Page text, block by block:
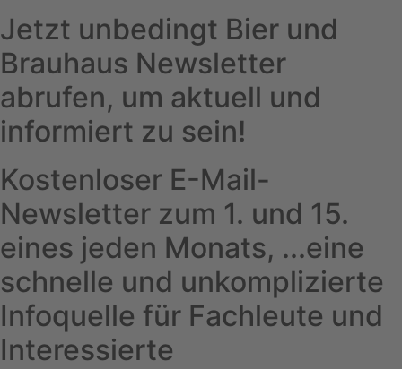
Jetzt unbedingt Bier und
Brauhaus Newsletter
abrufen, um aktuell und
informiert zu sein!
Kostenloser E-Mail-
Newsletter zum 1. und 15.
eines jeden Monats, ...eine
schnelle und unkomplizierte
Infoquelle für Fachleute und
Interessierte